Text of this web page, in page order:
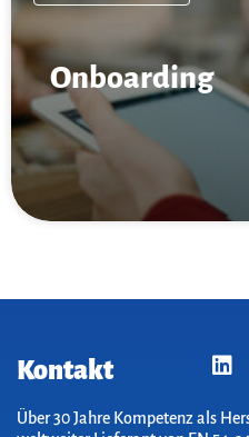
On­boarding
Kontakt
Über 30 Jahre Kompetenz als